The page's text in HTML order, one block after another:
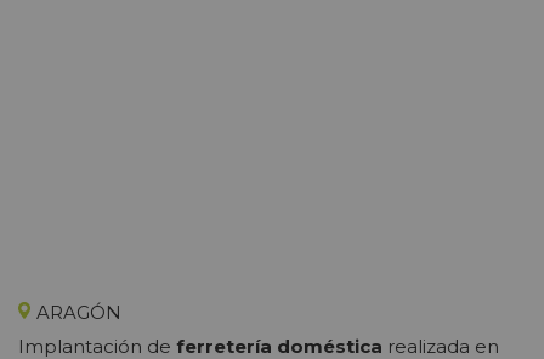
ARAGÓN
Implantación de ferretería doméstica realizada en